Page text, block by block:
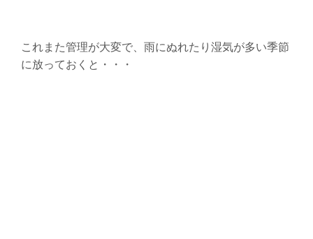
これまた管理が大変で、雨にぬれたり湿気が多い季節
に放っておくと・・・